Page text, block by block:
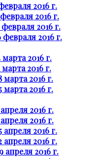
2016 г.
2016 г.
2016 г.
2016 г.
2016 г.
марта 2016 г.
марта 2016 г.
марта 2016 г.
2016 г.
2016 г.
апреля 2016 г.
апреля 2016 г.
апреля 2016 г.